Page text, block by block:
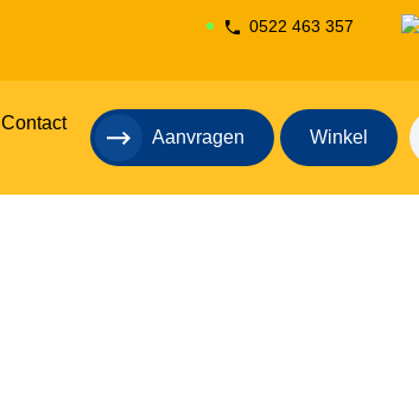
0522 463 357
Contact
Aanvragen Winkel